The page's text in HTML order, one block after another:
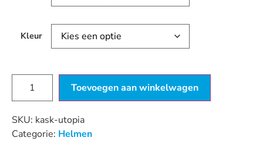
Kleur
Toevoegen aan winkelwagen
SKU: kask-utopia
Categorie: Helmen